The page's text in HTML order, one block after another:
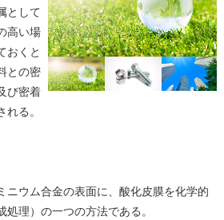
として
高い場
おくと
との密
び密着
る。
ニウム合金の表面に、酸化皮膜を化学的
理）の一つの方法である。